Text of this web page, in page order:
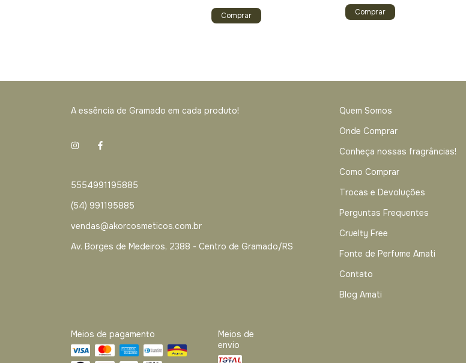
Comprar
A essência de Gramado em cada produto!
5554991195885
(54) 991195885
vendas@akorcosmeticos.com.br
Av. Borges de Medeiros, 2388 - Centro de Gramado/RS
Quem Somos
Onde Comprar
Conheça nossas fragrâncias!
Como Comprar
Trocas e Devoluções
Perguntas Frequentes
Cruelty Free
Fonte de Perfume Amati
Contato
Blog Amati
Meios de pagamento
Meios de
envio